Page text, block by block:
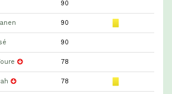
90
90
90
78
78